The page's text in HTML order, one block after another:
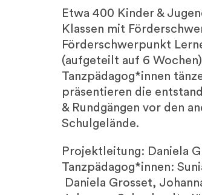
Etwa 400 Kinder &
Klassen mit
Förderschwerpunkt
(aufgeteilt auf 6
Tanzpädagog*innen
präsentieren die
& Rundgängen vor den
Schulgelände.
Projektleitung: Daniela
Tanzpädagog*innen:
Daniela Grosset,